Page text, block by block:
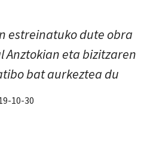
estreinatuko dute obra
Anztokian eta bizitzaren
bat aurkeztea du
10-30